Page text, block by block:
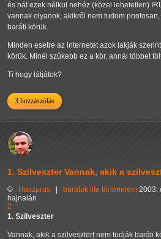
és hát ezek nélkül nehéz (közel lehetetlen)
vannak olyanok, akikről nem tudom pontosan,
baráti körük.
Minden esetre az internetet azok lakják
körük. Minél szűkebb ez a kör, annál többet
Ti hogy látjátok?
3 hozzászólás
1. Szilveszter Vannak, akik a
© Haszprus | barátok life történelem 2003.
hajnalán
2
1. Szilveszter
Vannak, akik a szilvesztert nem tudják baráti